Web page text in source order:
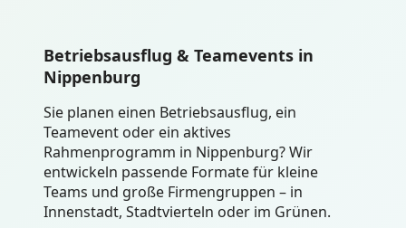
Betriebsausflug & Teamevents in
Nippenburg
Sie planen einen Betriebsausflug, ein
Teamevent oder ein aktives
Rahmenprogramm in Nippenburg? Wir
entwickeln passende Formate für kleine
Teams und große Firmengruppen – in
Innenstadt, Stadtvierteln oder im Grünen.